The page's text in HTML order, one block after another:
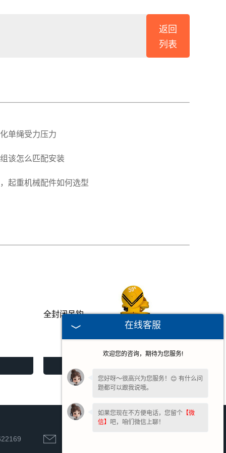
返回
列表
单绳受力压力
该怎么匹配安装
起重机械配件如何选型
全封闭吊钩
在线客服
欢迎您的咨询，期待为您服务!
您好呀～很高兴为您服务！😊 有什么问
题都可以跟我说哦。
如果您现在不方便电话，您留个 【微
信】 吧，咱们微信上聊！